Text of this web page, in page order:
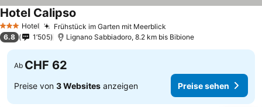
3 SterneHotel Frühstück im Garten mit Meerblick
Hotel Calipso
6.8 1’505 Lignano Sabbiadoro, 8.2 km bis Bibione
Ab CHF 62
Preise von 3 Websites anzeigen Preise sehen